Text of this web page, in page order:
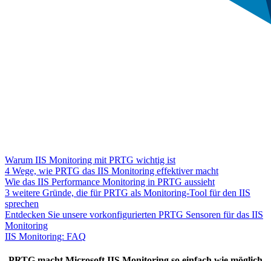
Warum IIS Monitoring mit PRTG wichtig ist
4 Wege, wie PRTG das IIS Monitoring effektiver macht
Wie das IIS Performance Monitoring in PRTG aussieht
3 weitere Gründe, die für PRTG als Monitoring-Tool für den IIS
sprechen
Entdecken Sie unsere vorkonfigurierten PRTG Sensoren für das IIS
Monitoring
IIS Monitoring: FAQ